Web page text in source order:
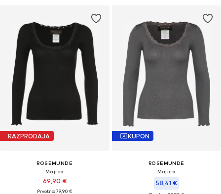
RAZPRODAJA
ROSEMUNDE
Majica
69,90 €
Prvotno: 79,90 €
KUPON
ROSEMUNDE
Majica
58,41 €